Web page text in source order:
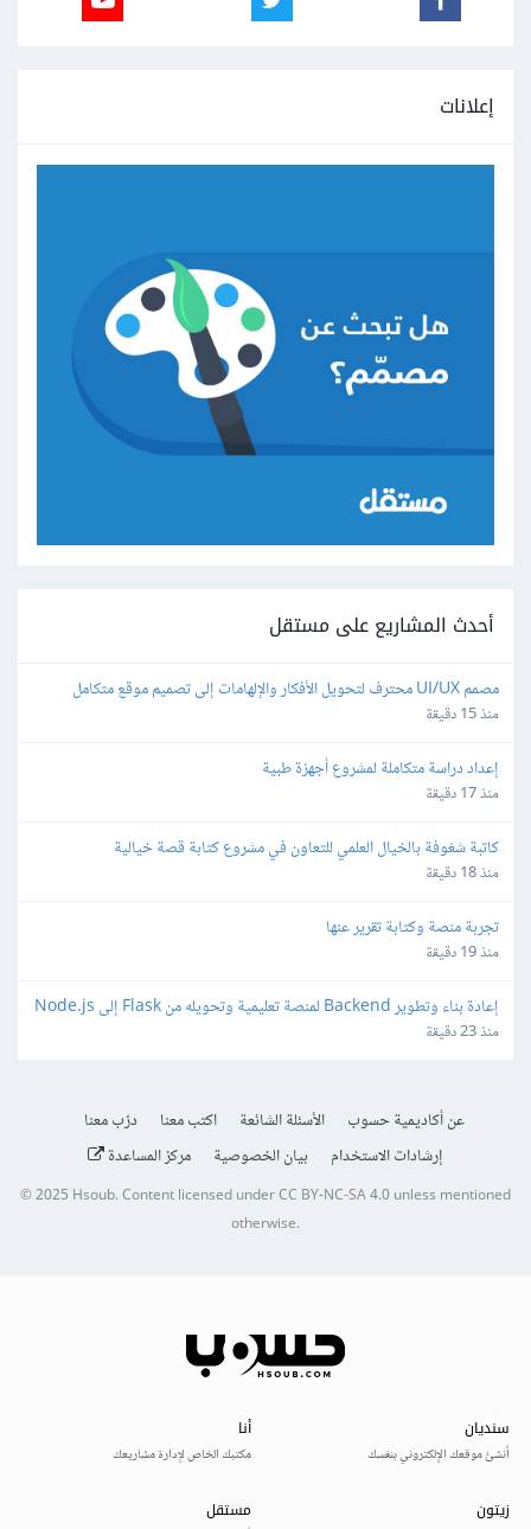
إعلانات
أحدث المشاريع على مستقل
مصمم UI/UX محترف لتحويل الأفكار والإلهامات إلى تصميم موقع متكامل
منذ 15 دقيقة
إعداد دراسة متكاملة لمشروع أجهزة طبية
منذ 17 دقيقة
كاتبة شغوفة بالخيال العلمي للتعاون في مشروع كتابة قصة خيالية
منذ 18 دقيقة
تجربة منصة وكتابة تقرير عنها
منذ 19 دقيقة
إعادة بناء وتطوير Backend لمنصة تعليمية وتحويله من Flask إلى Node.js
منذ 23 دقيقة
عن أكاديمية حسوب الأسئلة الشائعة اكتب معنا
درّب معنا
إرشادات الاستخدام
بيان الخصوصية مركز المساعدة
© 2025 Hsoub.Content licensed underCC BY-NC-SA 4.0unless mentioned
otherwise.